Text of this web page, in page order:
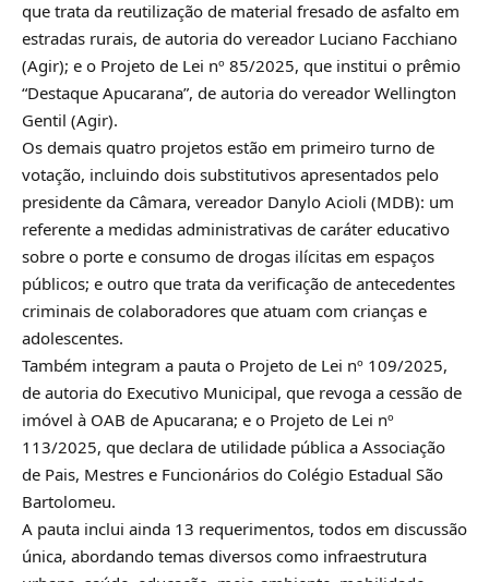
que trata da reutilização de material fresado de asfalto em
estradas rurais, de autoria do vereador Luciano Facchiano
(Agir); e o Projeto de Lei nº 85/2025, que institui o prêmio
“Destaque Apucarana”, de autoria do vereador Wellington
Gentil (Agir).
Os demais quatro projetos estão em primeiro turno de
votação, incluindo dois substitutivos apresentados pelo
presidente da Câmara, vereador Danylo Acioli (MDB): um
referente a medidas administrativas de caráter educativo
sobre o porte e consumo de drogas ilícitas em espaços
públicos; e outro que trata da verificação de antecedentes
criminais de colaboradores que atuam com crianças e
adolescentes.
Também integram a pauta o Projeto de Lei nº 109/2025,
de autoria do Executivo Municipal, que revoga a cessão de
imóvel à OAB de Apucarana; e o Projeto de Lei nº
113/2025, que declara de utilidade pública a Associação
de Pais, Mestres e Funcionários do Colégio Estadual São
Bartolomeu.
A pauta inclui ainda 13 requerimentos, todos em discussão
única, abordando temas diversos como infraestrutura